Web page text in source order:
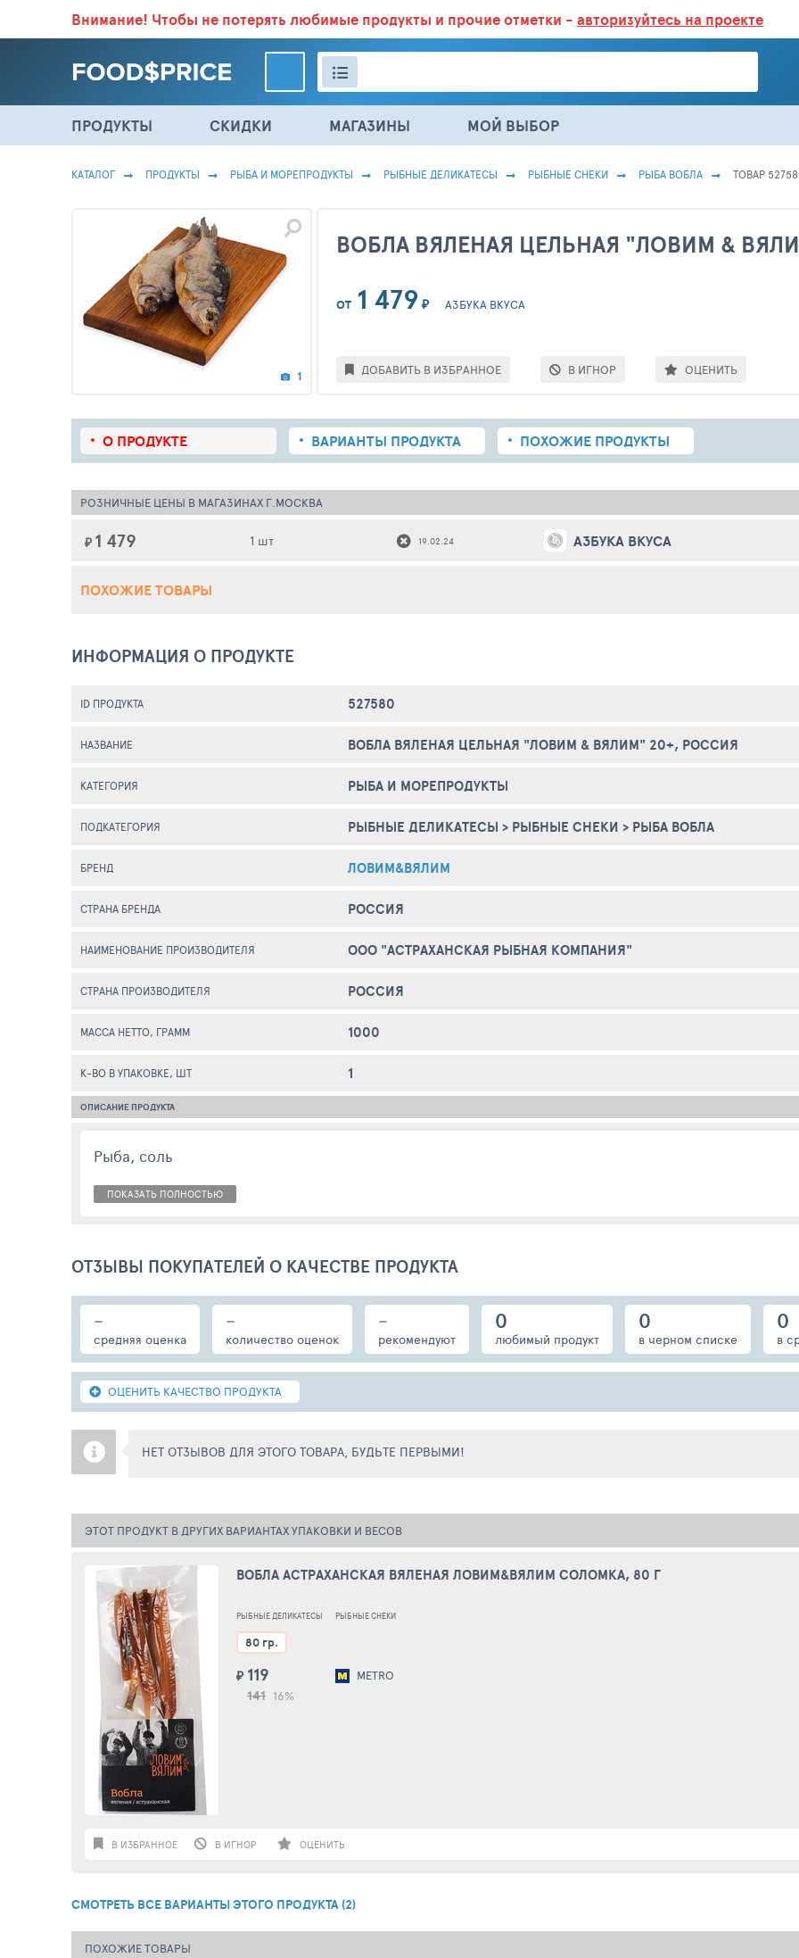
ВСЕ СКИДКИ И ВЫГОДНЫЕ ЦЕНЫ НА ПРОДУКТЫ В МАГАЗИНАХ.БОЛЬШЕ 100 000 ТОВАРОВ. ЕЖЕДНЕВНОЕ ОБНОВЛЕНИЕ
Внимание! Чтобы не потерять любимые продукты и прочие отметки - авторизуйтесь на проекте
ПРОДУКТЫ СКИДКИ МАГАЗИНЫ МОЙ ВЫБОР
КАТАЛОГ ПРОДУКТЫ РЫБА И МОРЕПРОДУКТЫ РЫБНЫЕ ДЕЛИКАТЕСЫ РЫБНЫЕ СНЕКИ РЫБА ВОБЛА ТОВАР
ВОБЛА ВЯЛЕНАЯ ЦЕЛЬНАЯ "ЛОВИМ &
1
ОТ 1 479 ₽ АЗБУКА ВКУСА
ДОБАВИТЬ В ИЗБРАННОЕ В ИГНОР ОЦЕНИТЬ
О ПРОДУКТЕ ВАРИАНТЫ ПРОДУКТА ПОХОЖИЕ ПРОДУКТЫ
РОЗНИЧНЫЕ ЦЕНЫ В МАГАЗИНАХ Г.МОСКВА
₽ 1 479 1 шт 19.02.24 АЗБУКА ВКУСА
ПОХОЖИЕ ТОВАРЫ
ИНФОРМАЦИЯ О ПРОДУКТЕ
ID ПРОДУКТА 527580
НАЗВАНИЕ ВОБЛА ВЯЛЕНАЯ ЦЕЛЬНАЯ "ЛОВИМ & ВЯЛИМ" 20+, РОССИЯ
КАТЕГОРИЯ РЫБА И МОРЕПРОДУКТЫ
ПОДКАТЕГОРИЯ РЫБНЫЕ ДЕЛИКАТЕСЫ > РЫБНЫЕ СНЕКИ > РЫБА ВОБЛА
БРЕНД ЛОВИМ&ВЯЛИМ
СТРАНА БРЕНДА РОССИЯ
НАИМЕНОВАНИЕ ПРОИЗВОДИТЕЛЯ ООО "АСТРАХАНСКАЯ РЫБНАЯ КОМПАНИЯ"
СТРАНА ПРОИЗВОДИТЕЛЯ РОССИЯ
МАССА НЕТТО, ГРАММ 1000
К-ВО В УПАКОВКЕ, ШТ 1
ОПИСАНИЕ ПРОДУКТА
Рыба, соль
ПОКАЗАТЬ ПОЛНОСТЬЮ
ОТЗЫВЫ ПОКУПАТЕЛЕЙ О КАЧЕСТВЕ ПРОДУКТА
-
средняя оценка
-
количество оценок
-
рекомендуют
0
любимый продукт
0
в черном списке
0
в
ОЦЕНИТЬ КАЧЕСТВО ПРОДУКТА
НЕТ ОТЗЫВОВ ДЛЯ ЭТОГО ТОВАРА, БУДЬТЕ ПЕРВЫМИ!
ЭТОТ ПРОДУКТ В ДРУГИХ ВАРИАНТАХ УПАКОВКИ И ВЕСОВ
ВОБЛА АСТРАХАНСКАЯ ВЯЛЕНАЯ ЛОВИМ&ВЯЛИМ СОЛОМКА, 80 Г
РЫБНЫЕ ДЕЛИКАТЕСЫ РЫБНЫЕ СНЕКИ
80 гр.
₽ 119
141 16%
METRO
В ИЗБРАННОЕ В ИГНОР ОЦЕНИТЬ
СМОТРЕТЬ ВСЕ ВАРИАНТЫ ЭТОГО ПРОДУКТА (2)
ПОХОЖИЕ ТОВАРЫ